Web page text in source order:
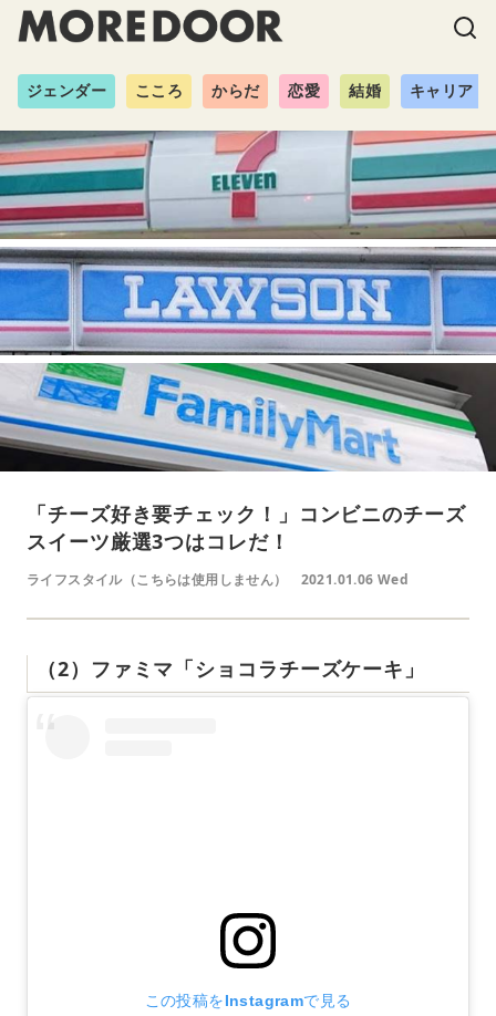
ジェンダー こころ からだ 恋愛 結婚 キャリア
「チーズ好き要チェック！」コンビニのチーズ
スイーツ厳選3つはコレだ！
ライフスタイル（こちらは使用しません） 2021.01.06 Wed
（2）ファミマ「ショコラチーズケーキ」
この投稿をInstagramで見る